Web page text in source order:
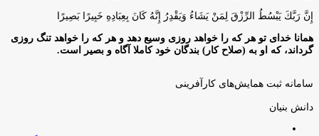
إِنَّ رَبَّكَ يَبْسُطُ الرِّزْقَ لِمَنْ يَشَاءُ وَيَقْدِرُ إِنَّهُ كَانَ بِعِبَادِهِ خَبِيرًا بَصِيرًا
همانا خدای تو هر که را خواهد روزی وسیع دهد و هر که را خواهد تنگ روزی
گرداند، که او به (صلاح کار) بندگان خود کاملا آگاه و بصیر است.
سامانه ثبت همایش‌های کارآفرینی
دانش‌ بنیان‌